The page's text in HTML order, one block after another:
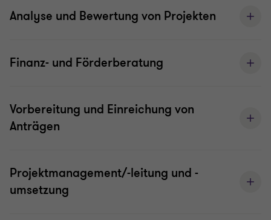
Analyse und Bewertung von Projekten
Finanz- und Förderberatung
Vorbereitung und Einreichung von
Anträgen
Projektmanagement/-leitung und -
umsetzung